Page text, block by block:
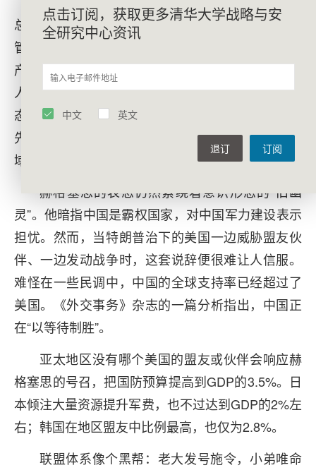
总统拜登达成共识：核指挥与控制必须置于人的监
管之下。尽管特朗普急于否定拜登的任何政治遗
产，但他没有理由反对这一共识。俄乌战场上的无
人机作战表明，人工智能正以惊人速度改变战争形
态。作为人工智能领域的两大领跑者，中美理应率
先制定具有约束力的规则，规范这一技术在军事领
域的应用。
赫格塞思的表态仍然萦绕着意识形态的“旧幽
灵”。他暗指中国是霸权国家，对中国军力建设表示
担忧。然而，当特朗普治下的美国一边威胁盟友伙
伴、一边发动战争时，这套说辞便很难让人信服。
难怪在一些民调中，中国的全球支持率已经超过了
美国。《外交事务》杂志的一篇分析指出，中国正
在“以等待制胜”。
亚太地区没有哪个美国的盟友或伙伴会响应赫
格塞思的号召，把国防预算提高到GDP的3.5%。日
本倾注大量资源提升军费，也不过达到GDP的2%左
右；韩国在地区盟友中比例最高，也仅为2.8%。
联盟体系像个黑帮：老大发号施令，小弟唯命
点击订阅，获取更多清华大学战略与安
全研究中心资讯
中文 英文
订阅
退订